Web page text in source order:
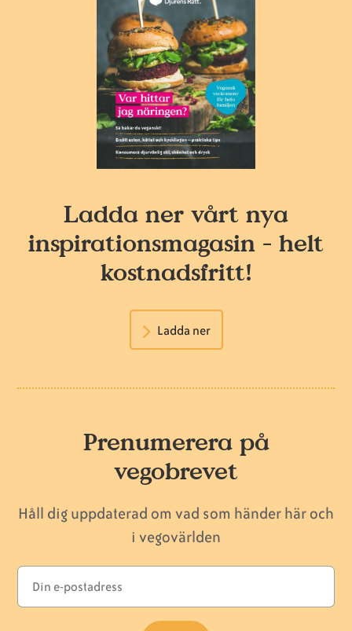
Ladda ner vårt nya
inspirationsmagasin - helt
kostnadsfritt!
Ladda ner
Prenumerera på
vegobrevet
Håll dig uppdaterad om vad som händer här och
i vegovärlden